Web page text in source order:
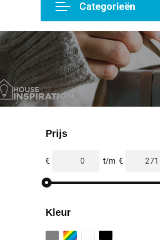
Categorieën
Prijs
€ t/m €
Kleur